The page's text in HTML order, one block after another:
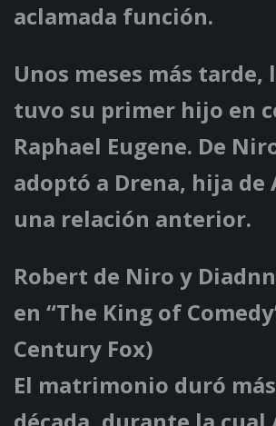
aclamada función.
Unos meses más tarde,
tuvo su primer hijo en
Raphael Eugene. De
adoptó a Drena, hija de
una relación anterior.
Robert de Niro y
en “The King of
Century Fox)
El matrimonio duró